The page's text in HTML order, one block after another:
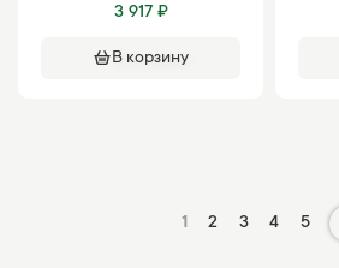
3 917 ₽
В корзину
1 2 3 4 5